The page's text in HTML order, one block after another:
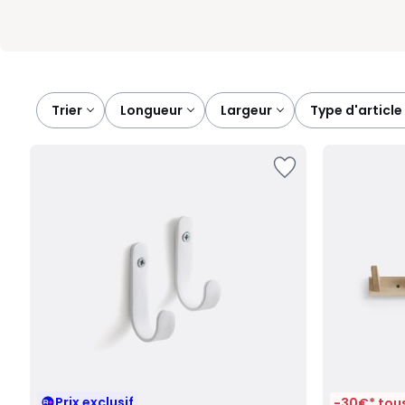
Trier longueur largeur type d'article